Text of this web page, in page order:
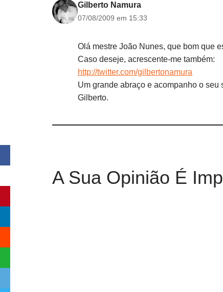
Gilberto Namura
07/08/2009 em 15:33
Olá mestre João Nunes, que bom que
Caso deseje, acrescente-me também:
http://twitter.com/gilbertonamura
Um grande abraço e acompanho o seu
Gilberto.
A Sua Opinião É